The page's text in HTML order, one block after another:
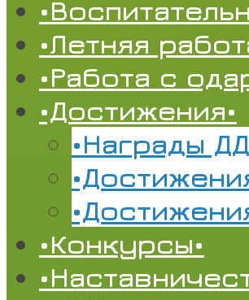
•Летняя
•Работа с
•Достижения•
•Награды
•Конкурсы•